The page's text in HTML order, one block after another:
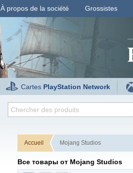
À propos de la société Grossistes
Cartes PlayStation Network
Accueil Mojang Studios
Все товары от Mojang Studios